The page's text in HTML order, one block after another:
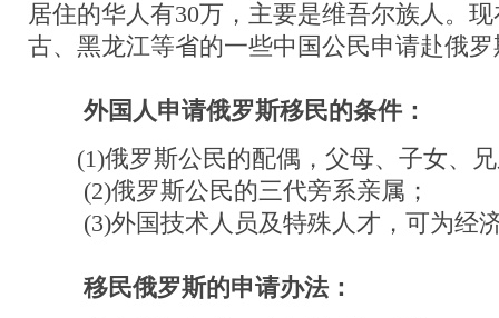
居住的华人有30万，主要是维吾尔族人。
古、黑龙江等省的一些中国公民申请赴俄
外国人申请俄罗斯移民的条件：
(1)俄罗斯公民的配偶，父母、子女、兄
(2)俄罗斯公民的三代旁系亲属；
(3)外国技术人员及特殊人才，可为经
移民俄罗斯的申请办法：